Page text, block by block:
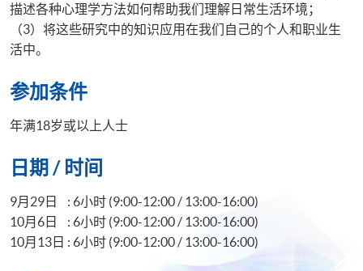
描述各种心理学方法如何帮助我们理解日常生活环境；
（3）将这些研究中的知识应用在我们自己的个人和职业生
活中。
参加条件
年满18岁或以上人士
日期 / 时间
9月29日 : 6小时 (9:00-12:00 / 13:00-16:00)
10月6日 : 6小时 (9:00-12:00 / 13:00-16:00)
10月13日 : 6小时 (9:00-12:00 / 13:00-16:00)